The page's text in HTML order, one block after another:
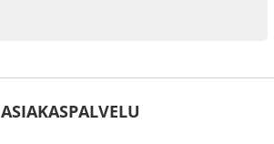
ASIAKASPALVELU